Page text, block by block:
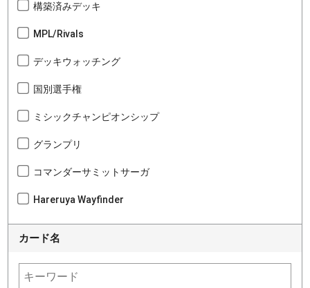
構築済みデッキ
MPL/Rivals
デッキウォッチング
国別選手権
ミシックチャンピオンシップ
グランプリ
コマンダーサミットサーガ
Hareruya Wayfinder
カード名